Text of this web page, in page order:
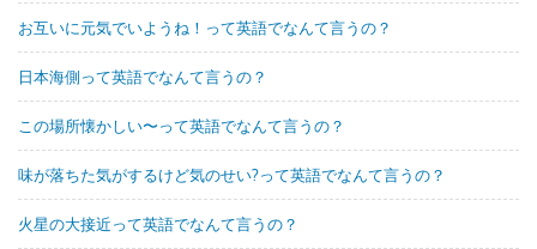
お互いに元気でいようね！って英語でなんて言うの？
日本海側って英語でなんて言うの？
この場所懐かしい〜って英語でなんて言うの？
味が落ちた気がするけど気のせい?って英語でなんて言うの？
火星の大接近って英語でなんて言うの？